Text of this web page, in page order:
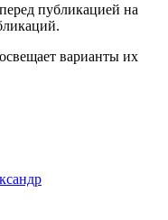
публикацией на
варианты их